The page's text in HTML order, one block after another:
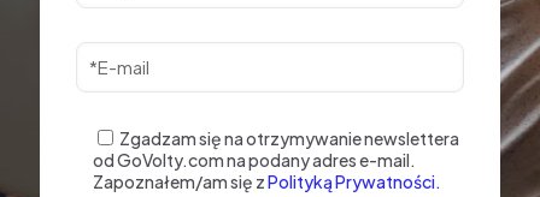
Zgadzam się na otrzymywanie newslettera
od GoVolty.com na podany adres e-mail.
Zapoznałem/am się zPolityką Prywatności.